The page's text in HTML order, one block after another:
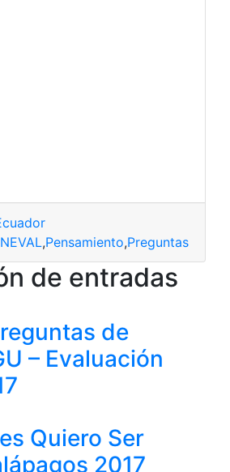
,Pensamiento,Preguntas
de entradas
de
– Evaluación
Quiero Ser
2017